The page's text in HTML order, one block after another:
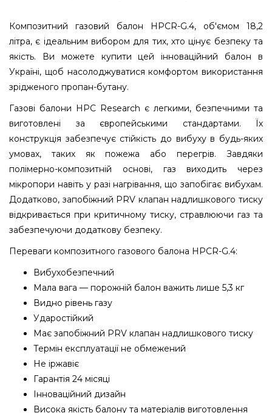
Композитний газовий балон HPCR-G.4, об'ємом 18,2
літра, є ідеальним вибором для тих, хто цінує безпеку та
якість. Ви можете купити цей інноваційний балон в
Україні, щоб насолоджуватися комфортом використання
зрідженого пропан-бутану.
Газові балони HPC Research є легкими, безпечними та
виготовлені за європейськими стандартами. Їх
конструкція забезпечує стійкість до вибуху в будь-яких
умовах, таких як пожежа або перегрів. Завдяки
полімерно-композитній основі, газ виходить через
мікропори навіть у разі нагрівання, що запобігає вибухам.
Додатково, запобіжний PRV клапан надлишкового тиску
відкривається при критичному тиску, стравлюючи газ та
забезпечуючи додаткову безпеку.
Переваги композитного газового балона HPCR-G.4:
Вибухобезпечний
Мала вага — порожній балон важить лише 5,3 кг
Видно рівень газу
Ударостійкий
Має запобіжний PRV клапан надлишкового тиску
Термін експлуатації не обмежений
Не іржавіє
Гарантія 24 місяці
Інноваційний дизайн
Висока якість балону та матеріалів виготовлення